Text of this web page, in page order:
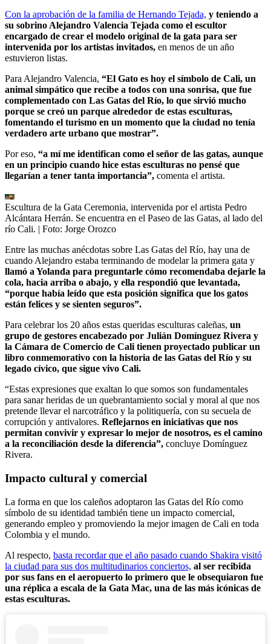
Con la aprobación de la familia de Hernando Tejada, y teniendo a
su sobrino Alejandro Valencia Tejada como el escultor
encargado de crear el modelo original de la gata para ser
intervenida por los artistas invitados, en menos de un año
estuvieron listas.
Para Alejandro Valencia, “El Gato es hoy el símbolo de Cali, un
animal simpático que recibe a todos con una sonrisa, que fue
complementado con Las Gatas del Río, lo que sirvió mucho
porque se creó un parque alrededor de estas esculturas,
fomentando el turismo en un momento que la ciudad no tenía
verdadero arte urbano que mostrar”.
Por eso, “a mí me identifican como el señor de las gatas, aunque
en un principio cuando hice estas esculturas no pensé que
llegarían a tener tanta importancia”, comenta el artista.
Escultura de la Gata Ceremonia, intervenida por el artista Pedro
Alcántara Herrán. Se encuentra en el Paseo de las Gatas, al lado del
río Cali. | Foto: Jorge Orozco
Entre las muchas anécdotas sobre Las Gatas del Río, hay una de
cuando Alejandro estaba terminando de modelar la primera gata y
llamó a Yolanda para preguntarle cómo recomendaba dejarle la
cola, hacia arriba o abajo, y ella respondió que levantada,
“porque había leído que esta posición significa que los gatos
están felices y se sienten seguros”.
Para celebrar los 20 años estas queridas esculturas caleñas, un
grupo de gestores encabezado por Julián Domínguez Rivera y
la Cámara de Comercio de Cali tienen proyectado publicar un
libro conmemorativo con la historia de las Gatas del Río y su
legado cívico, que sigue vivo Cali.
“Estas expresiones que exaltan lo que somos son fundamentales
para sanar heridas de un quebrantamiento social y moral al que nos
pretende llevar el narcotráfico y la politiquería, con su secuela de
corrupción y antivalores. Reflejarnos en iniciativas que nos
permitan convivir y expresar lo mejor de nosotros, es el camino
a la reconciliación desde la diferencia”, concluye Domínguez
Rivera.
Impacto cultural y comercial
La forma en que los caleños adoptaron las Gatas del Río como
símbolo de su identidad también tiene un impacto comercial,
generando empleo y promoviendo la mejor imagen de Cali en toda
Colombia y el mundo.
Al respecto, basta recordar que el año pasado cuando Shakira visitó
la ciudad para sus dos multitudinarios conciertos, al ser recibida
por sus fans en el aeropuerto lo primero que le obsequiaron fue
una réplica a escala de la Gata Mac, una de las más icónicas de
estas esculturas.